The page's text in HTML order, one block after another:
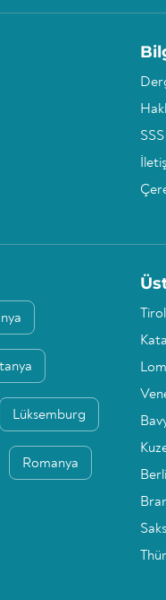
SSS
Lüksemburg
Romanya